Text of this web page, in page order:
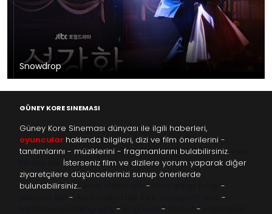
Snowdrop
GÜNEY KORE SINEMASI
Güney Kore Sineması dünyası ile ilgili haberleri,
oyuncular hakkında bilgileri, dizi ve film önerilerini -
tanıtımlarını - müziklerini - fragmanlarını bulabilirsiniz.
İsterseniz film ve dizilere yorum yaparak diğer
ziyaretçilere düşüncelerinizi sunup önerilerde
bulunabilirsiniz…
-
-
-
-
- - -